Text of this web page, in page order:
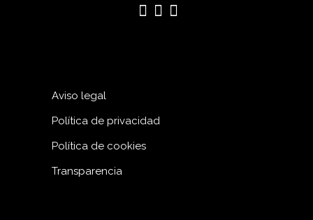
Aviso legal
Política de privacidad
Política de cookies
Transparencia